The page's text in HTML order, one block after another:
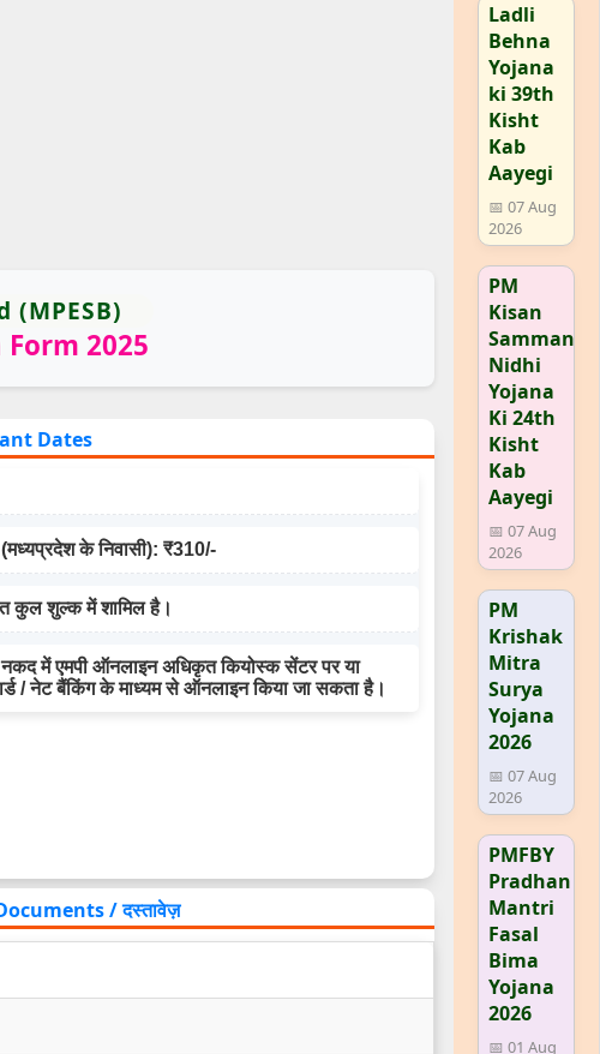
Form 2025
Dates
के निवासी): ₹310/-
कुल शुल्क में शामिल है।
नकद में एमपी ऑनलाइन अधिकृत कियोस्क सेंटर पर या
/ नेट बैंकिंग के माध्यम से ऑनलाइन किया जा सकता है।
/ दस्तावेज़
Ladli
Behna
Yojana
ki 39th
Kisht
Kab
Aayegi
📅 07 Aug
2026
PM
Kisan
Samman
Nidhi
Yojana
Ki 24th
Kisht
Kab
Aayegi
📅 07 Aug
2026
PM
Krishak
Mitra
Surya
Yojana
2026
📅 07 Aug
2026
PMFBY
Pradhan
Mantri
Fasal
Bima
Yojana
2026
📅 01 Aug